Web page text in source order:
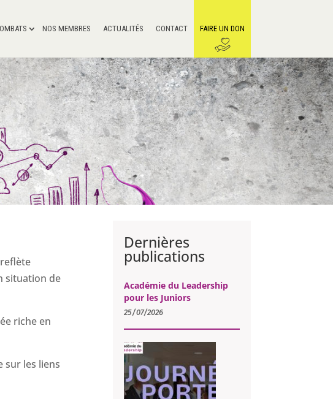
NOS MEMBRES ACTUALITÉS CONTACT FAIRE UN DON
situation de
riche en
sur les liens
Dernières
publications
Académie du Leadership
pour les Juniors
25/07/2026